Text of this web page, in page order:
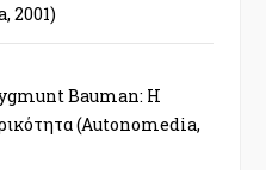
2001)
Bauman: Η
(Autonomedia,